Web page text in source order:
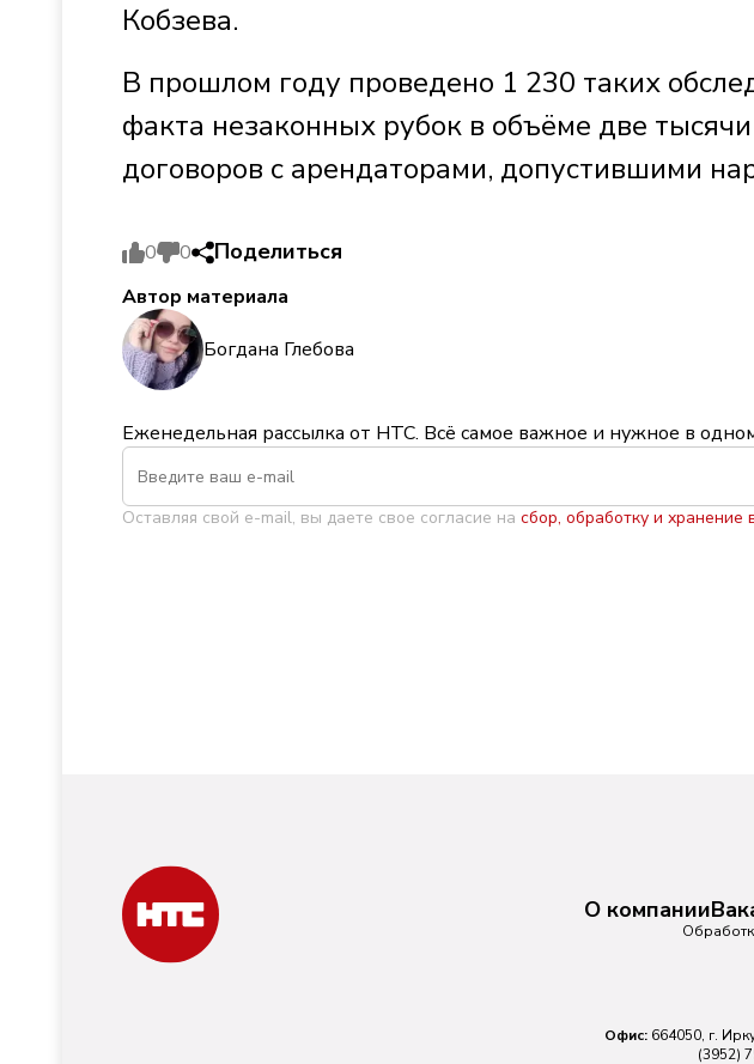
Кобзева.
В прошлом году проведено 1 230 таких
факта незаконных рубок в объёме две
договоров с арендаторами, допустившими
0 0 Поделиться
Автор материала
Богдана Глебова
Еженедельная рассылка от НТС. Всё самое важное и нужное в
Оставляя свой e-mail, вы даете свое согласие на сбор, обработку и
О компании
Офис: 664050, г.
(3952)